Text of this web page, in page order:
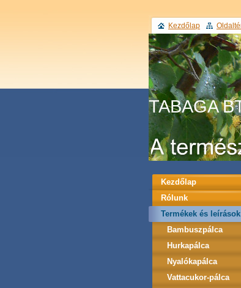
TABAGA
Kezdőlap
Rólunk
Termékek és leírások
Bambuszpálca
Hurkapálca
Nyalókapálca
Vattacukor-pálca
Kezdőlap